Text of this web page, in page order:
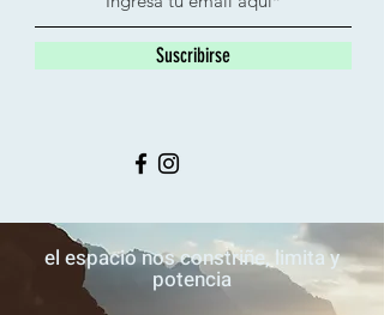
Suscribirse
el espacio nos constriñe, limita y
potencia